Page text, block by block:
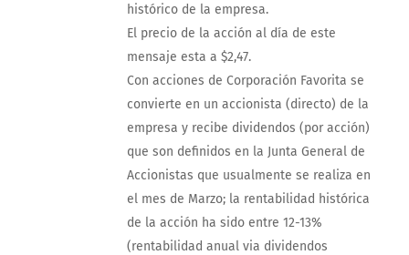
histórico de la empresa.
El precio de la acción al día de este
mensaje esta a $2,47.
Con acciones de Corporación Favorita se
convierte en un accionista (directo) de la
empresa y recibe dividendos (por acción)
que son definidos en la Junta General de
Accionistas que usualmente se realiza en
el mes de Marzo; la rentabilidad histórica
de la acción ha sido entre 12-13%
(rentabilidad anual via dividendos